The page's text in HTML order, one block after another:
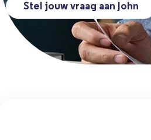
Stel jouw vraag aan John